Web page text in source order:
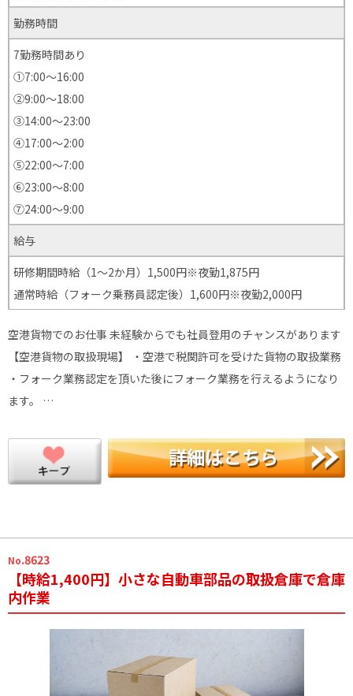
勤務時間
7勤務時間あり
①7:00～16:00
②9:00～18:00
③14:00～23:00
④17:00～2:00
⑤22:00～7:00
⑥23:00～8:00
⑦24:00～9:00
給与
研修期間時給（1～2か月）1,500円※夜勤1,875円
通常時給（フォーク乗務員認定後）1,600円※夜勤2,000円
空港貨物でのお仕事 未経験からでも社員登用のチャンスがあります
【空港貨物の取扱現場】 ・空港で税関許可を受けた貨物の取扱業務
・フォーク業務認定を頂いた後にフォーク業務を行えるようになり
ます。 …
No.8623
【時給1,400円】小さな自動車部品の取扱倉庫で倉庫
内作業